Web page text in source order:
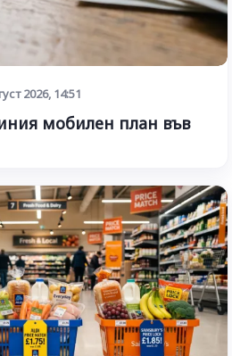
2026, 14:51
мобилен план във